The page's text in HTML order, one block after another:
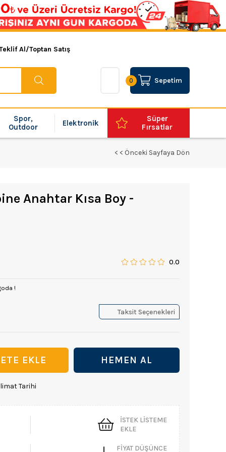
Al/Toptan Satış
Sepetim
0
Spor,
Outdoor
Elektronik
Süper
Fırsatlar
< < Önceki Sayfaya Dön
Anahtar Kısa Boy -
0.0
!
Taksit Seçenekleri
Tarihi
İSTEK LISTEME
EKLE
FIYAT DÜŞÜNCE